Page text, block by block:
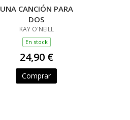
UNA CANCIÓN PARA
DOS
KAY O'NEILL
En stock
24,90 €
Comprar